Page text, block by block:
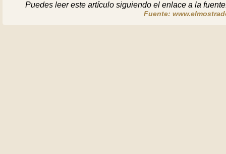
Puedes leer este artículo siguiendo el enlace a la
Fuente: